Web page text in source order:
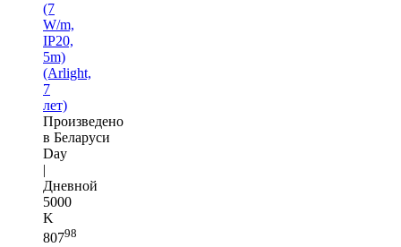
(7
W/m,
IP20,
5m)
(Arlight,
7
лет)
Произведено
в Беларуси
Day
|
Дневной
5000
K
80798